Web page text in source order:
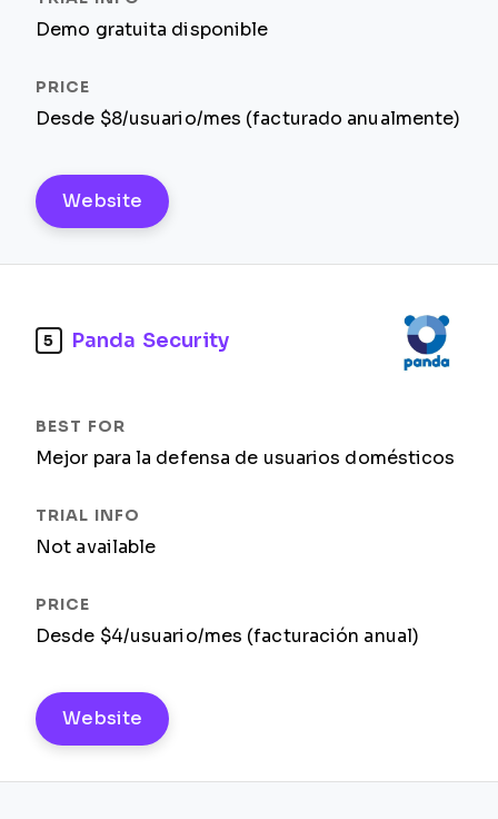
Demo gratuita disponible
Desde $8/usuario/mes (facturado anualmente)
Website
5 Panda Security
Mejor para la defensa de usuarios domésticos
Not available
Desde $4/usuario/mes (facturación anual)
Website